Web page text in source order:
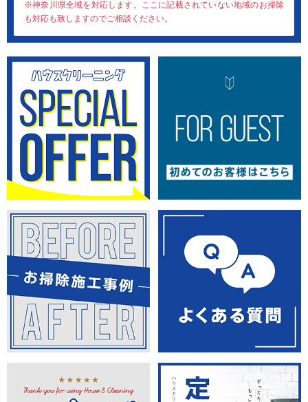
※神奈川県全域を対応します。ここに記載されていない地域のお掃除
も対応も致しますのでご相談ください。